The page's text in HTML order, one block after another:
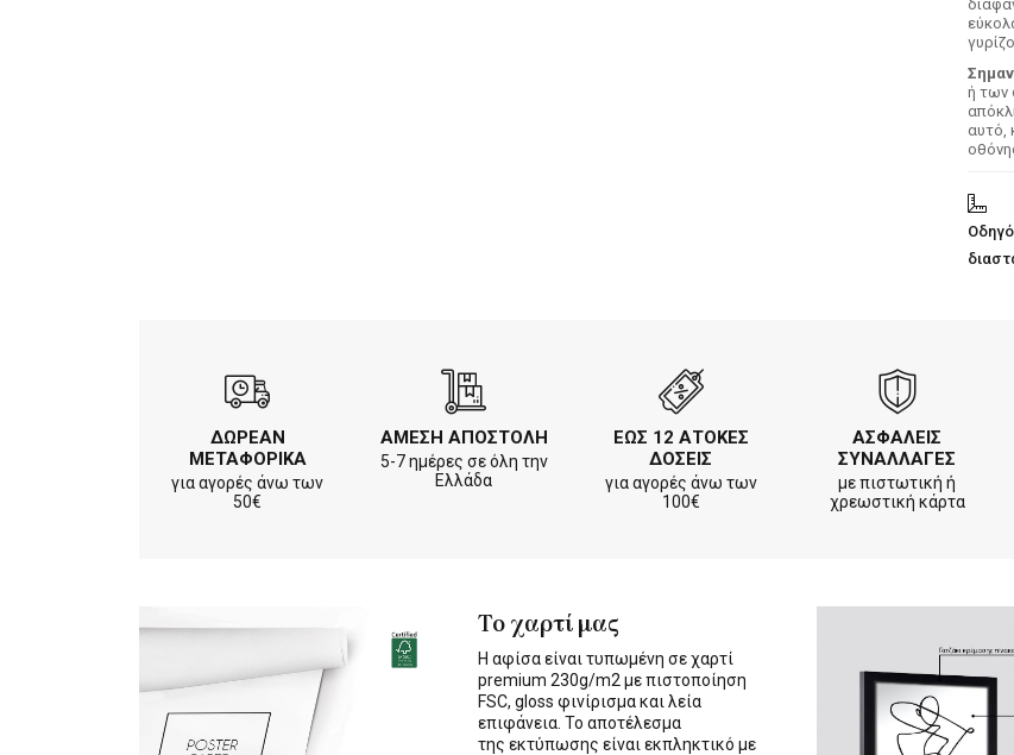
ή των
αυτό,
ΔΩΡΕΑΝ
ΜΕΤΑΦΟΡΙΚΑ
για αγορές άνω των
50€
ΑΜΕΣΗ ΑΠΟΣΤΟΛΗ
5-7 ημέρες σε όλη την
Ελλάδα
ΕΩΣ 12 ΑΤΟΚΕΣ
ΔΟΣΕΙΣ
για αγορές άνω των
100€
ΑΣΦΑΛΕΙΣ
ΣΥΝΑΛΛΑΓΕΣ
με πιστωτική ή
χρεωστική κάρτα
Το χαρτί μας
Η αφίσα είναι τυπωμένη σε χαρτί
premium 230g/m2 με πιστοποίηση
FSC, gloss φινίρισμα και λεία
επιφάνεια. Το αποτέλεσμα
της εκτύπωσης είναι εκπληκτικό με